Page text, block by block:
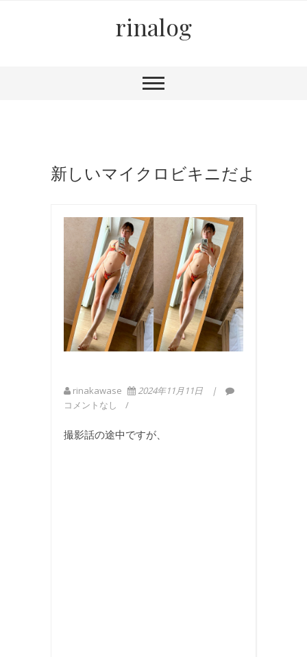
rinalog
新しいマイクロビキニだよ
rinakawase
2024年11月11日
コメントなし
撮影話の途中ですが、